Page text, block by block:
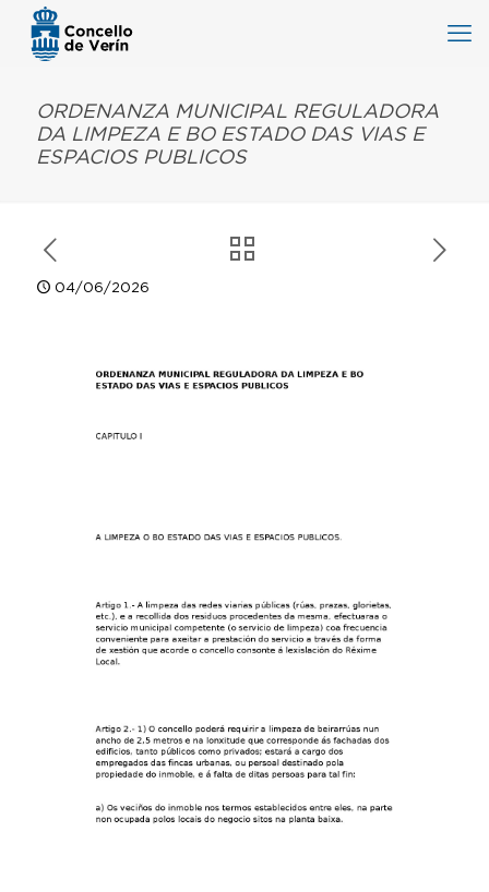
ORDENANZA MUNICIPAL REGULADORA
DA LIMPEZA E BO ESTADO DAS VIAS E
ESPACIOS PUBLICOS
04/06/2026